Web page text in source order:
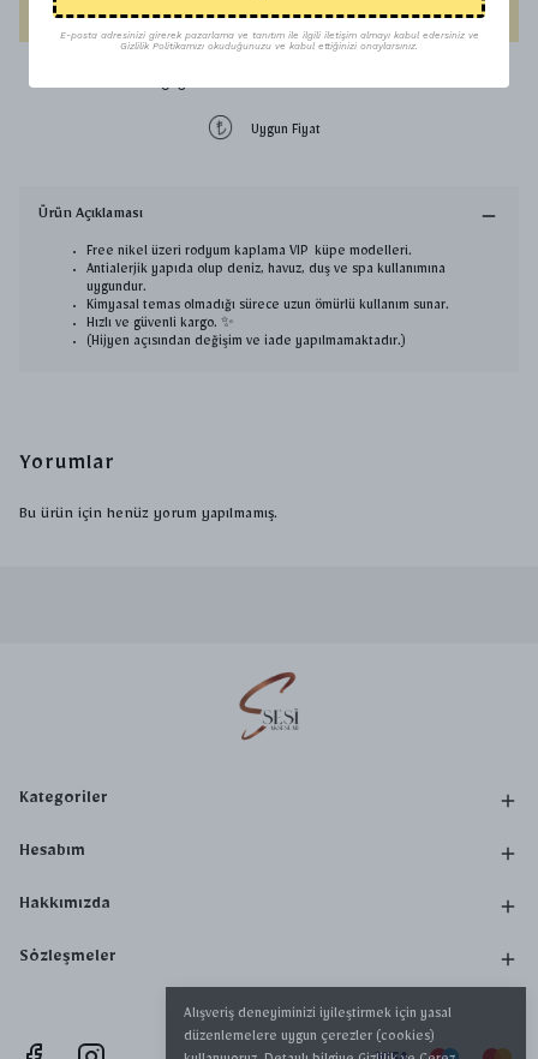
Alışveriş deneyiminizi iyileştirmek için yasal
düzenlemelere uygun çerezler (cookies)
Uygun Fiyat
Ürün Açıklaması
Free nikel üzeri rodyum kaplama VIP küpe modelleri.
Antialerjik yapıda olup deniz, havuz, duş ve spa kullanımına
uygundur.
Kimyasal temas olmadığı sürece uzun ömürlü kullanım sunar.
Hızlı ve güvenli kargo. ✨
(Hijyen açısından değişim ve iade yapılmamaktadır.)
Yorumlar
Bu ürün için henüz yorum yapılmamış.
Kategoriler
Hesabım
Hakkımızda
Sözleşmeler
E-posta adresinizi girerek pazarlama ve tanıtım ile ilgili iletişim almayı kabul edersiniz ve
Gizlilik Politikamızı okuduğunuzu ve kabul ettiğinizi onaylarsınız.